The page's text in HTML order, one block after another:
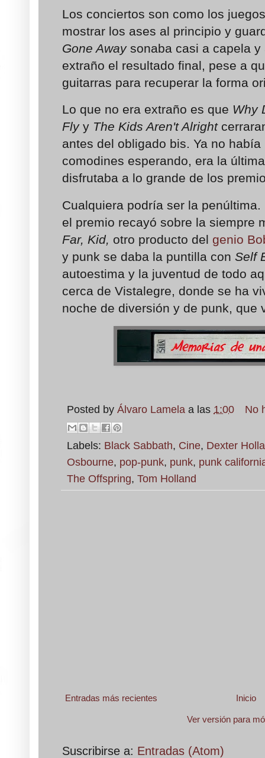
Los conciertos son como los
mostrar los ases al principio y
Gone Awaysonaba casi a capela y
extraño el resultado final, pese a
guitarras para recuperar la forma
Lo que no era extraño es que Why
Flyy The Kids Aren't Alright
antes del obligado bis. Ya no
comodines esperando, era la
disfrutaba a lo grande de los
Cualquiera podría ser la
el premio recayó sobre la siempre
Far, Kid, otro producto del genio
y punk se daba la puntilla con Self
autoestima y la juventud de todo
cerca de Vistalegre, donde se ha
noche de diversión y de punk, que
Posted by Álvaro Lamela a las 1:00 No
Labels: Black Sabbath, Cine, Dexter
Osbourne, pop-punk, punk, punk
The Offspring, Tom Holland
Entradas más recientes Inicio
Ver versión para
Suscribirse a: Entradas (Atom)